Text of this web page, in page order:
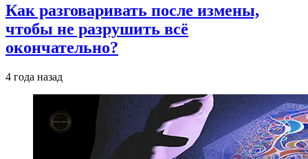
Как разговаривать после измены,
чтобы не разрушить всё
окончательно?
4 года назад